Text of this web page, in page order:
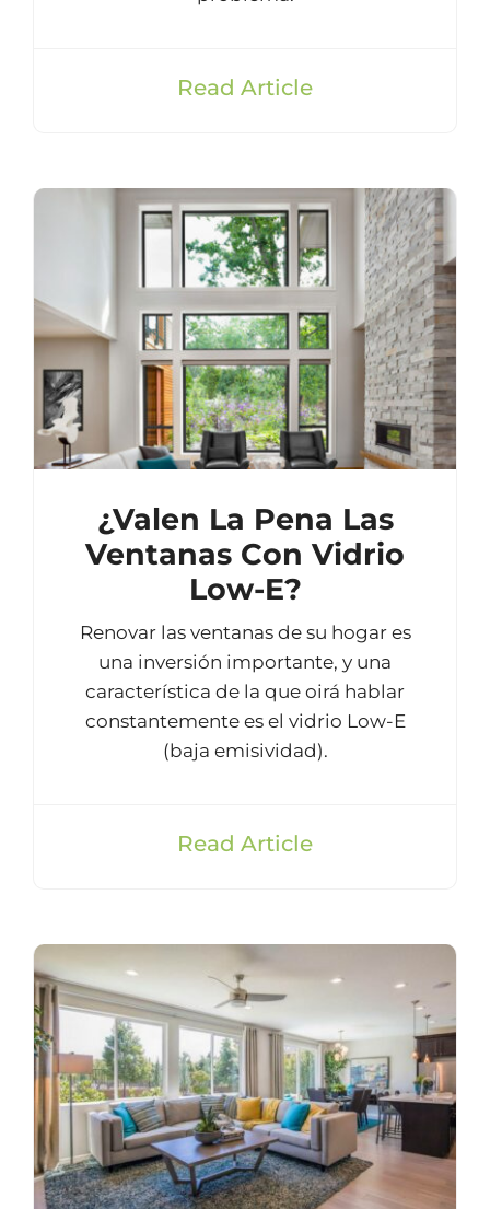
Read Article
¿Valen La Pena Las
Ventanas Con Vidrio
Low-E?
Renovar las ventanas de su hogar es
una inversión importante, y una
característica de la que oirá hablar
constantemente es el vidrio Low-E
(baja emisividad).
Read Article